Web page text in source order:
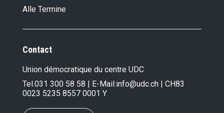
Alle Termine
Contact
Union démocratique du centre UDC
Tel.031 300 58 58 | E-Mail:info@udc.ch | CH83
0023 5235 8557 0001 Y